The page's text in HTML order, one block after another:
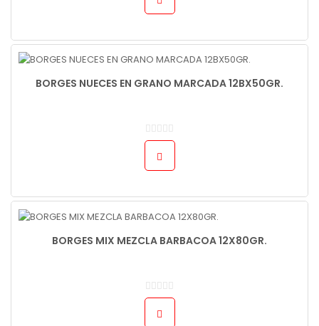
BORGES NUECES EN GRANO MARCADA 12BX50GR.
BORGES MIX MEZCLA BARBACOA 12X80GR.